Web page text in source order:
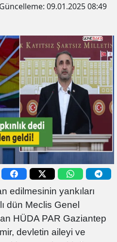
Güncelleme: 09.01.2025 08:49
edilmesinin yankıları
dün Meclis Genel
HÜDA PAR Gaziantep
devletin aileyi ve